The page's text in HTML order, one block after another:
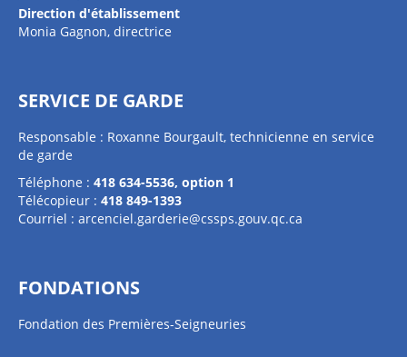
Direction d'établissement
Monia Gagnon, directrice
SERVICE DE GARDE
Responsable : Roxanne Bourgault, technicienne en service
de garde
Téléphone : 418 634-5536, option 1
Télécopieur : 418 849-1393
Courriel : arcenciel.garderie@cssps.gouv.qc.ca
FONDATIONS
Fondation des Premières-Seigneuries